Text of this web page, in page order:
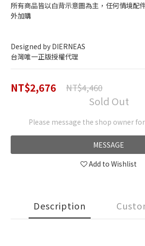
所有商品皆以白背示意圖為主，任何情境配
外加購
Designed by DIERNEAS
台灣唯一正版授權代理
NT$2,676 NT$4,460
Sold Out
Please message the shop owner
MESSAGE
Add to Wishlist
Description